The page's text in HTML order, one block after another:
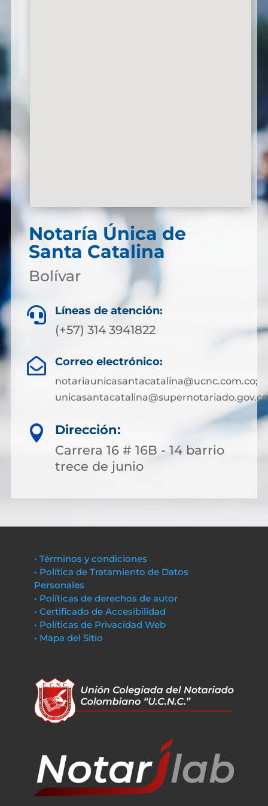
Notaría Única de
Santa Catalina
Bolívar
 Líneas de atención:
(+57) 314 3941822
 Correo electrónico:
notariaunicasantacatalina@ucnc.com.co;
unicasantacatalina@supernotariado.gov.co

Dirección:
Carrera 16 # 16B - 14 barrio
trece de junio
• Términos y condiciones
• Política de Tratamiento de Datos
Personales
• Políticas de derechos de autor
• Certificado de Accesibilidad
• Políticas de Privacidad Web
• Mapa del Sitio